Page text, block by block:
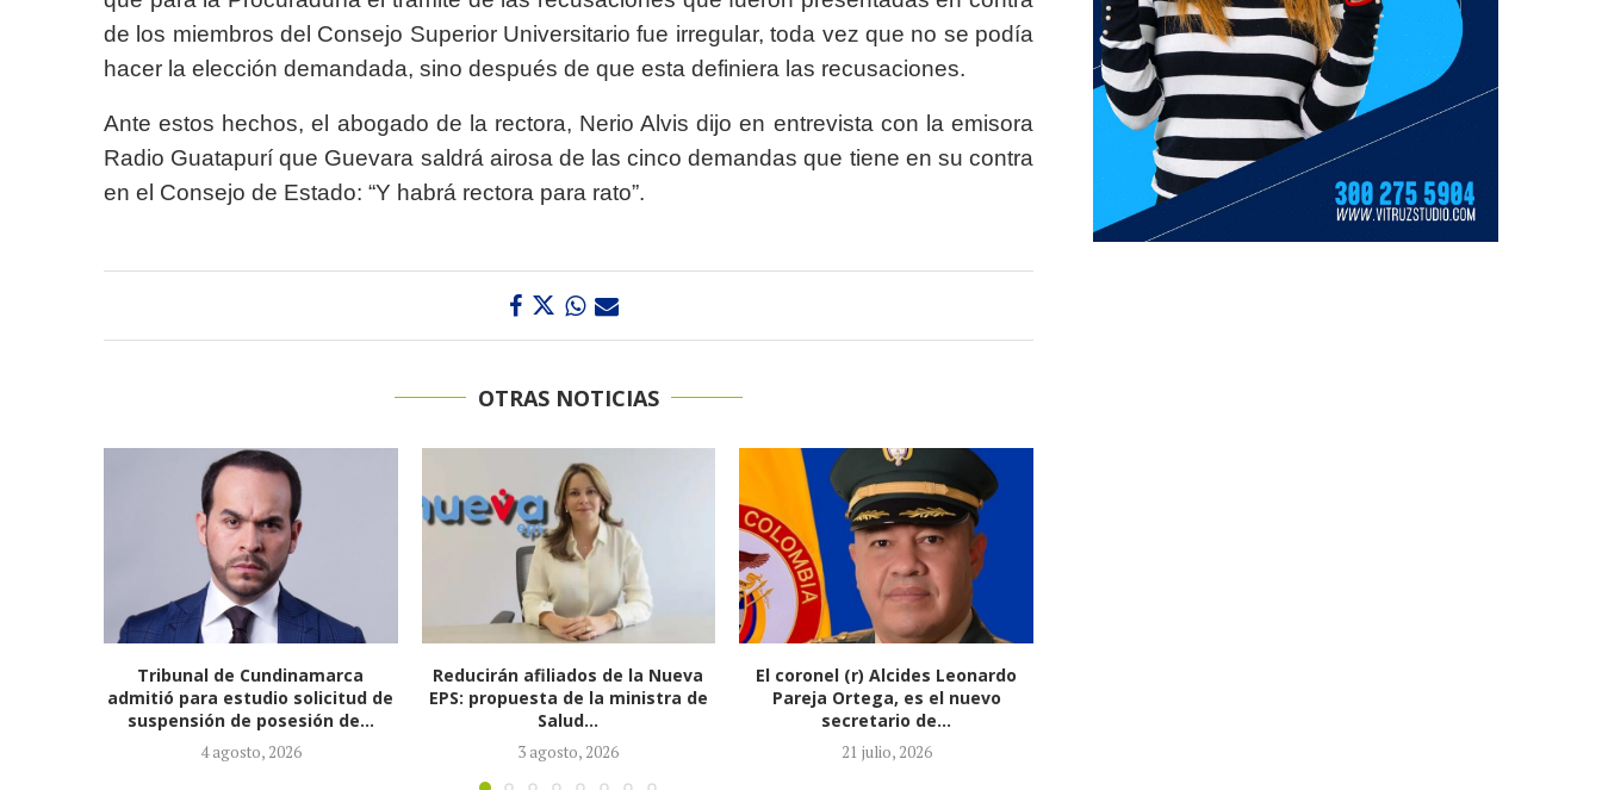
de los miembros del Consejo Superior Universitario fue irregular, toda vez que no se podía
hacer la elección demandada, sino después de que esta definiera las recusaciones.
Ante estos hechos, el abogado de la rectora, Nerio Alvis dijo en entrevista con la emisora
Radio Guatapurí que Guevara saldrá airosa de las cinco demandas que tiene en su contra
en el Consejo de Estado: “Y habrá rectora para rato”.
OTRAS NOTICIAS
Reducirán afiliados de la Nueva
EPS: propuesta de la ministra de
Salud...
3 agosto, 2026
El coronel (r) Alcides Leonardo
Pareja Ortega, es el nuevo
secretario de...
21 julio, 2026
Honorio Henríquez fue elegido
como nuevo presidente del
Senado
21 julio, 2026